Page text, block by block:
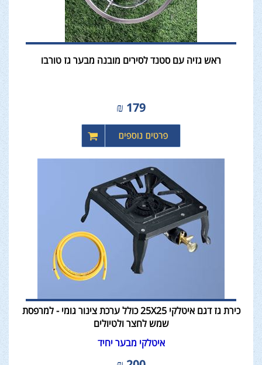
ראש גזיה עם סטנד לסירים מובנה מבער גז טורבו
179
₪
כירת גז דגם איטלקי 25X25 כולל ערכת צינור גומי - למרפסת
שמש לחצר ולטיולים
איטלקי מבער יחיד